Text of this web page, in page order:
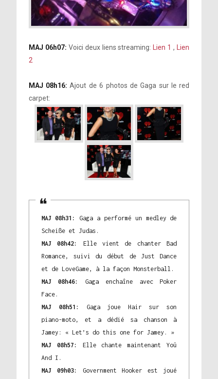
MAJ 06h07: Voici deux liens streaming: Lien 1 , Lien
2
MAJ 08h16: Ajout de 6 photos de Gaga sur le red
carpet:
MAJ 08h31:Gaga a performé un medley de
Scheiße et Judas.
MAJ 08h42:
Elle vient de chanter Bad
Romance, suivi du début de Just Dance
et de LoveGame, à la façon Monsterball.
MAJ 08h46:Gaga enchaîne avec Poker
Face.
MAJ 08h51:
Gaga joue Hair sur son
piano-moto, et a dédié sa chanson à
Jamey: « Let’s do this one for Jamey. »
MAJ 08h57:
Elle chante maintenant Yoü
And I.
MAJ 09h03:
Government Hooker est joué